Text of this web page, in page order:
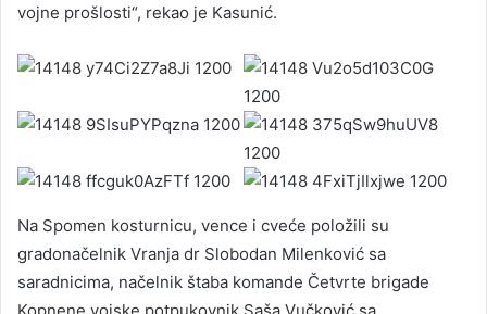
vojne prošlosti“, rekao je Kasunić.
Na Spomen kosturnicu, vence i cveće položili su
gradonačelnik Vranja dr Slobodan Milenković sa
saradnicima, načelnik štaba komande Četvrte brigade